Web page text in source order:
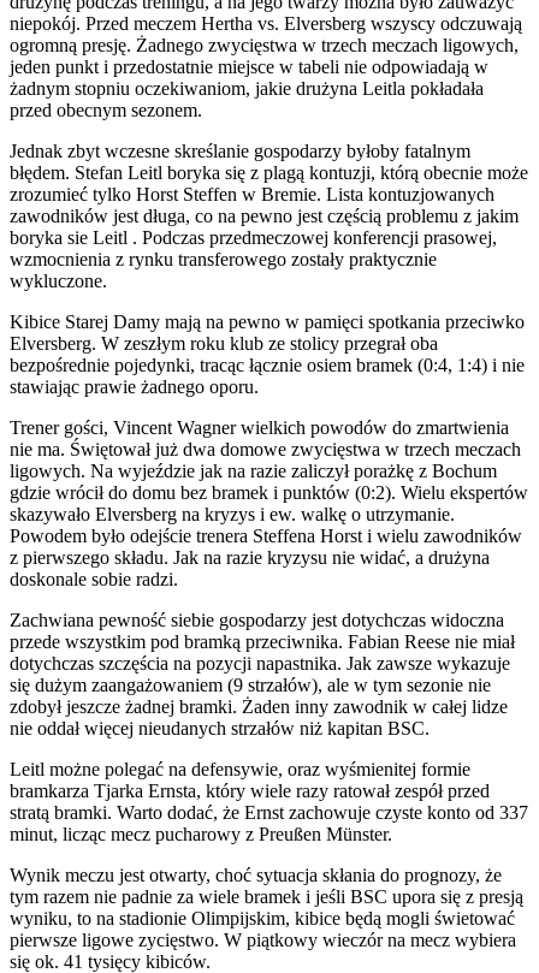
niepokój. Przed meczem Hertha vs. Elversberg wszyscy odczuwają
ogromną presję. Żadnego zwycięstwa w trzech meczach ligowych,
jeden punkt i przedostatnie miejsce w tabeli nie odpowiadają w
żadnym stopniu oczekiwaniom, jakie drużyna Leitla pokładała
przed obecnym sezonem.
Jednak zbyt wczesne skreślanie gospodarzy byłoby fatalnym
błędem. Stefan Leitl boryka się z plagą kontuzji, którą obecnie może
zrozumieć tylko Horst Steffen w Bremie. Lista kontuzjowanych
zawodników jest długa, co na pewno jest częścią problemu z jakim
boryka sie Leitl . Podczas przedmeczowej konferencji prasowej,
wzmocnienia z rynku transferowego zostały praktycznie
wykluczone.
Kibice Starej Damy mają na pewno w pamięci spotkania przeciwko
Elversberg. W zeszłym roku klub ze stolicy przegrał oba
bezpośrednie pojedynki, tracąc łącznie osiem bramek (0:4, 1:4) i nie
stawiając prawie żadnego oporu.
Trener gości, Vincent Wagner wielkich powodów do zmartwienia
nie ma. Świętował już dwa domowe zwycięstwa w trzech meczach
ligowych. Na wyjeździe jak na razie zaliczył porażkę z Bochum
gdzie wrócił do domu bez bramek i punktów (0:2). Wielu ekspertów
skazywało Elversberg na kryzys i ew. walkę o utrzymanie.
Powodem było odejście trenera Steffena Horst i wielu zawodników
z pierwszego składu. Jak na razie kryzysu nie widać, a drużyna
doskonale sobie radzi.
Zachwiana pewność siebie gospodarzy jest dotychczas widoczna
przede wszystkim pod bramką przeciwnika. Fabian Reese nie miał
dotychczas szczęścia na pozycji napastnika. Jak zawsze wykazuje
się dużym zaangażowaniem (9 strzałów), ale w tym sezonie nie
zdobył jeszcze żadnej bramki. Żaden inny zawodnik w całej lidze
nie oddał więcej nieudanych strzałów niż kapitan BSC.
Leitl możne polegać na defensywie, oraz wyśmienitej formie
bramkarza Tjarka Ernsta, który wiele razy ratował zespół przed
stratą bramki. Warto dodać, że Ernst zachowuje czyste konto od 337
minut, licząc mecz pucharowy z Preußen Münster.
Wynik meczu jest otwarty, choć sytuacja skłania do prognozy, że
tym razem nie padnie za wiele bramek i jeśli BSC upora się z presją
wyniku, to na stadionie Olimpijskim, kibice będą mogli świetować
pierwsze ligowe zycięstwo. W piątkowy wieczór na mecz wybiera
się ok. 41 tysięcy kibiców.